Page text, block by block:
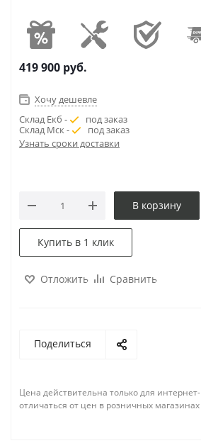
419 900 руб.
Хочу дешевле
Склад Екб -
под заказ
Склад Мск -
под заказ
Узнать сроки доставки
В корзину
Купить в 1 клик
Отложить Сравнить
Поделиться
Цена действительна только для
отличаться от цен в розничных магазинах